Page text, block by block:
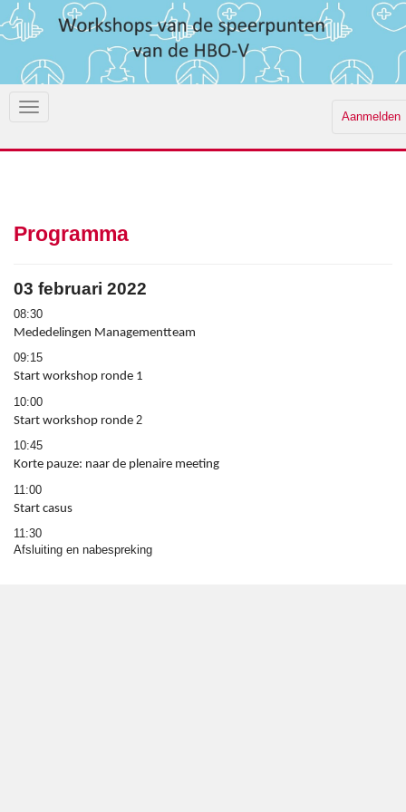
Aanmelden
Programma
03 februari 2022
08:30
Mededelingen Managementteam
09:15
Start workshop ronde 1
10:00
Start workshop ronde 2
10:45
Korte pauze: naar de plenaire meeting
11:00
Start casus
11:30
Afsluiting en nabespreking